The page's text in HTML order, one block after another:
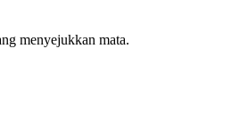
menyejukkan mata.